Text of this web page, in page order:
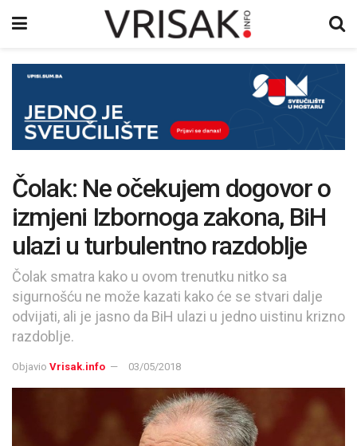
Čolak: Ne očekujem dogovor o
izmjeni Izbornoga zakona, BiH
ulazi u turbulentno razdoblje
Čolak smatra kako u ovom trenutku nitko sa
sigurnošću ne može kazati kako će se stvari dalje
odvijati, ali je jasno da BiH ulazi u jedno uistinu krizno
razdoblje.
Objavio Vrisak.info 03/05/2018